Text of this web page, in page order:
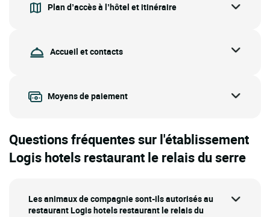
Plan d’accès à l’hôtel et itinéraire
Accueil et contacts
Moyens de paiement
Questions fréquentes sur l'établissement
Logis hotels restaurant le relais du serre
Les animaux de compagnie sont-ils autorisés au
restaurant Logis hotels restaurant le relais du